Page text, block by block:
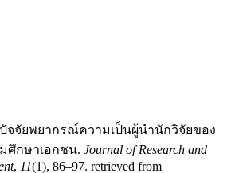
จจัยพยากรณ์ความเป็นผู้นำนักวิจัยของ
ศึกษาเอกชน. Journal of Research and
, 11(1), 86–97. retrieved from